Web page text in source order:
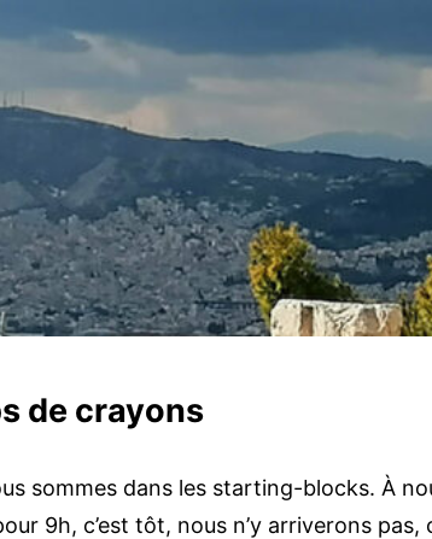
de crayons
sommes dans les starting-blocks. À
9h, c’est tôt, nous n’y arriverons